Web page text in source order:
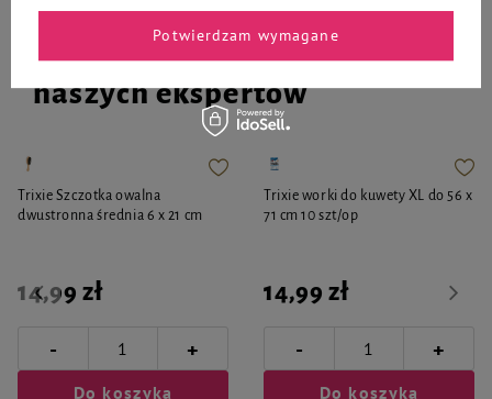
Zaufane i polecane przez
naszych ekspertów
Trixie Szczotka owalna
dwustronna średnia 6 x 21 cm
14,99 zł
- +
Do koszyka
Trixie worki do kuwety XL do 56 x
71 cm 10 szt/op
14,99 zł
- +
Do koszyka
Potwierdzam wymagane